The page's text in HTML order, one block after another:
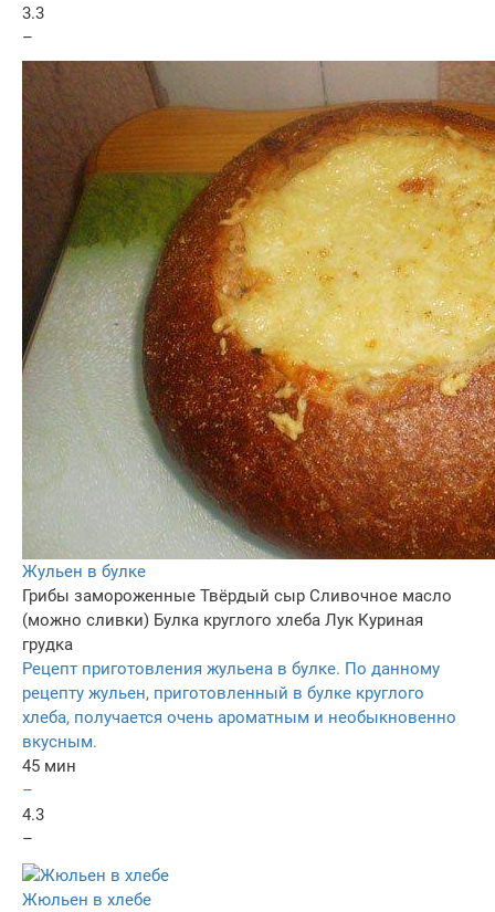
3.3
–
Жульен в булке
Грибы замороженные Твёрдый сыр Сливочное масло
(можно сливки) Булка круглого хлеба Лук Куриная
грудка
Рецепт приготовления жульена в булке. По данному
рецепту жульен, приготовленный в булке круглого
хлеба, получается очень ароматным и необыкновенно
вкусным.
45 мин
–
4.3
–
Жюльен в хлебе